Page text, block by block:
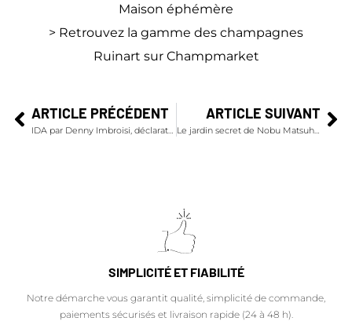
Maison éphémère
> Retrouvez la gamme des champagnes
Ruinart sur Champmarket
ARTICLE PRÉCÉDENT
IDA par Denny Imbroisi, déclaration d’amour à l’Italie et à la gastronomie
ARTICLE SUIVANT
Le jardin secret de Nobu Matsuhisa
SIMPLICITÉ ET FIABILITÉ
Notre démarche vous garantit qualité, simplicité de commande,
paiements sécurisés et livraison rapide (24 à 48 h).